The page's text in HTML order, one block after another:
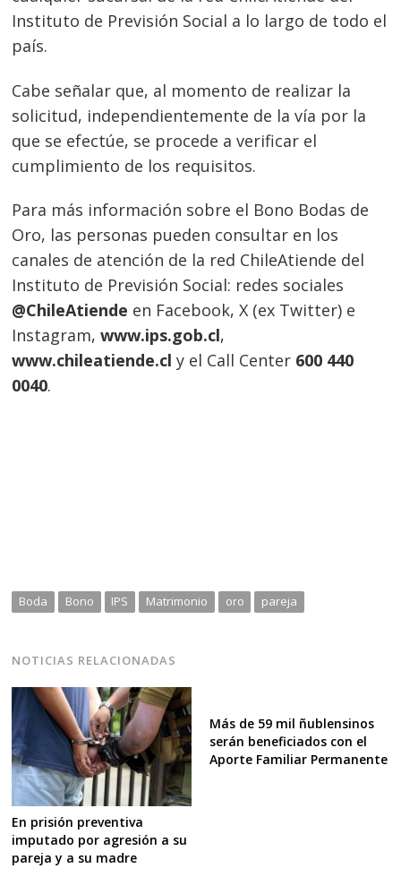
Instituto de Previsión Social a lo largo de todo el
país.
Cabe señalar que, al momento de realizar la
solicitud, independientemente de la vía por la
que se efectúe, se procede a verificar el
cumplimiento de los requisitos.
Para más información sobre el Bono Bodas de
Oro, las personas pueden consultar en los
canales de atención de la red ChileAtiende del
Instituto de Previsión Social: redes sociales
@ChileAtiende en Facebook, X (ex Twitter) e
Instagram,www.ips.gob.cl,
www.chileatiende.cl y el Call Center 600 440
0040.
Boda Bono IPS Matrimonio oro pareja
NOTICIAS RELACIONADAS
En prisión preventiva
imputado por agresión a su
pareja y a su madre
Más de 59 mil ñublensinos
serán beneficiados con el
Aporte Familiar Permanente